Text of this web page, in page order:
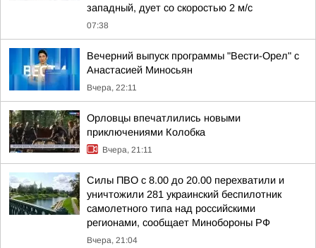
западный, дует со скоростью 2 м/с
07:38
Вечерний выпуск программы "Вести-Орел" с
Анастасией Миносьян
Вчера, 22:11
Орловцы впечатлились новыми
приключениями Колобка
Вчера, 21:11
Силы ПВО с 8.00 до 20.00 перехватили и
уничтожили 281 украинский беспилотник
самолетного типа над российскими
регионами, сообщает Минобороны РФ
Вчера, 21:04